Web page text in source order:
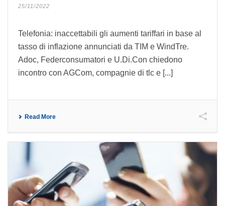
25/11/2022
Telefonia: inaccettabili gli aumenti tariffari in base al
tasso di inflazione annunciati da TIM e WindTre.
Adoc, Federconsumatori e U.Di.Con chiedono
incontro con AGCom, compagnie di tlc e [...]
Read More